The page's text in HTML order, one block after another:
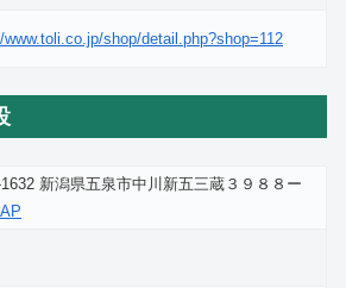
www.toli.co.jp/shop/detail.php?shop=112
新潟県五泉市中川新五三蔵３９８８ー